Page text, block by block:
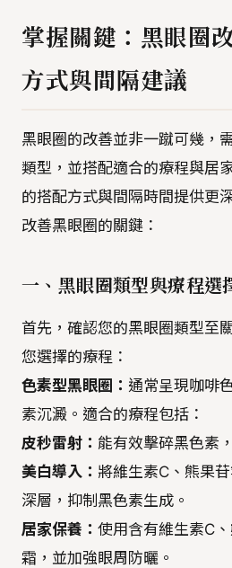
掌握關鍵：黑眼圈
方式與間隔建議
黑眼圈的改善並非一蹴可幾，
類型，並搭配適合的療程與居
的搭配方式與間隔時間提供更
改善黑眼圈的關鍵：
一、黑眼圈類型與療程選
首先，確認您的黑眼圈類型至
您選擇的療程：
色素型黑眼圈： 通常呈現咖啡
素沉澱。適合的療程包括：
皮秒雷射： 能有效擊碎黑色素
美白導入： 將維生素C、熊果
深層，抑制黑色素生成。
居家保養： 使用含有維生素C
霜，並加強眼周防曬。